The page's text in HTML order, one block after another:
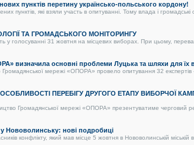
пунктів перетину українсько-польського кордону!
пунктів, які взяли участь в опитуванні. Тому влада і громадські
ТА ГРОМАДСЬКОГО МОНІТОРИНГУ
у голосуванні 31 жовтня на місцевих виборах. При цьому,
визначила основні проблеми Луцька та шляхи для їх
мережі «ОПОРА» провело опитування 32 експертів -
ПЕРЕБІГУ ДРУГОГО ЕТАПУ ВИБОРЧОЇ
Громадянської мережі «ОПОРА» презентуватиме черговий
у Нововолинську: нові подробиці
конфлікту, який мав місце 5 жовтня в Нововолинській міській